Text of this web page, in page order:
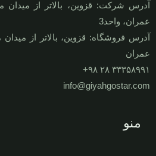
آدرس شرکت: قزوين، بالاتر از ميدان
عمران، واحد3
آدرس فروشگاه: قزوين، بالاتر از ميدان
عمران
۳۳۳۵۸۹۹۱ ۲۸ ۹۸+
info@giyahgostar.com
منو